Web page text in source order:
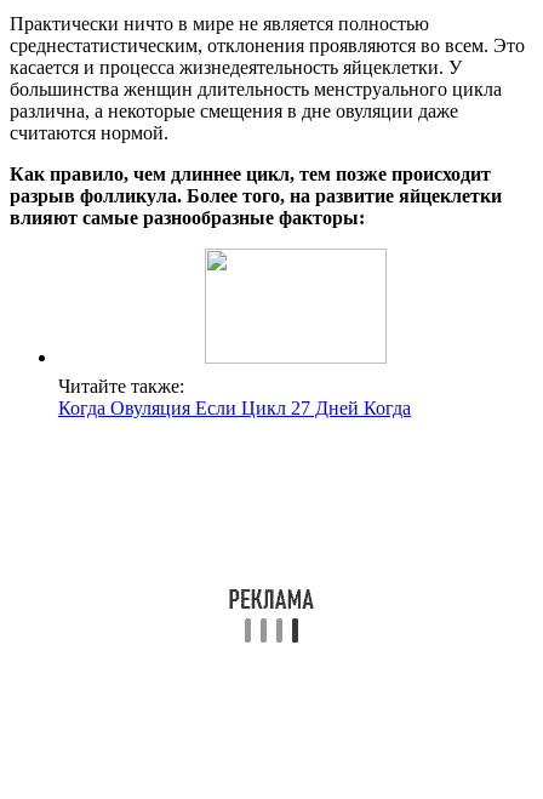
Практически ничто в мире не является полностью
среднестатистическим, отклонения проявляются во всем. Это
касается и процесса жизнедеятельность яйцеклетки. У
большинства женщин длительность менструального цикла
различна, а некоторые смещения в дне овуляции даже
считаются нормой.
Как правило, чем длиннее цикл, тем позже происходит
разрыв фолликула. Более того, на развитие яйцеклетки
влияют самые разнообразные факторы:
Читайте также:
Когда Овуляция Если Цикл 27 Дней Когда